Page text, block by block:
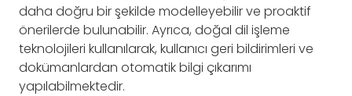
daha doğru bir şekilde modelleyebilir ve proaktif
önerilerde bulunabilir. Ayrıca, doğal dil işleme
teknolojileri kullanılarak, kullanıcı geri bildirimleri ve
dokümanlardan otomatik bilgi çıkarımı
yapılabilmektedir.